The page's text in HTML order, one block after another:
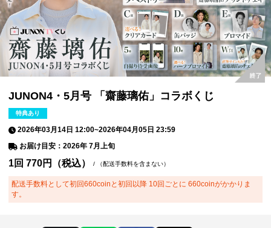
JUNON4・5月号 「齋藤璃佑」コラボくじ
特典あり
2026年03月14日 12:00~2026年04月05日 23:59
お届け目安：2026年 7月上旬
1回770円（税込）/ （配送手数料を含まない）
配送手数料として初回660coinと初回以降 10回ごとに 660coinがかかりま
す。